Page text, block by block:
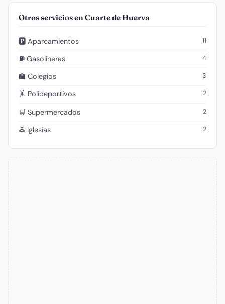
Otros servicios en Cuarte de Huerva
🅿️ Aparcamientos 11
⛽ Gasolineras 4
🏫 Colegios 3
🤸 Polideportivos 2
🛒 Supermercados 2
⛪ Iglesias 2